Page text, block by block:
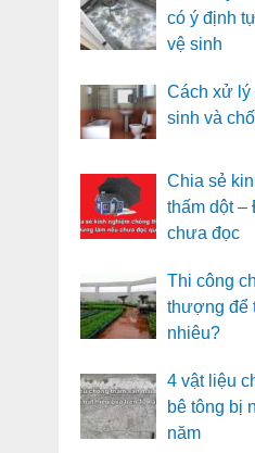
có ý định
vệ sinh
Cách xử lý
sinh và
Chia sẻ
thấm dột –
chưa đọc
Thi công
thượng để
nhiêu?
4 vật liệu
bê tông bị
năm